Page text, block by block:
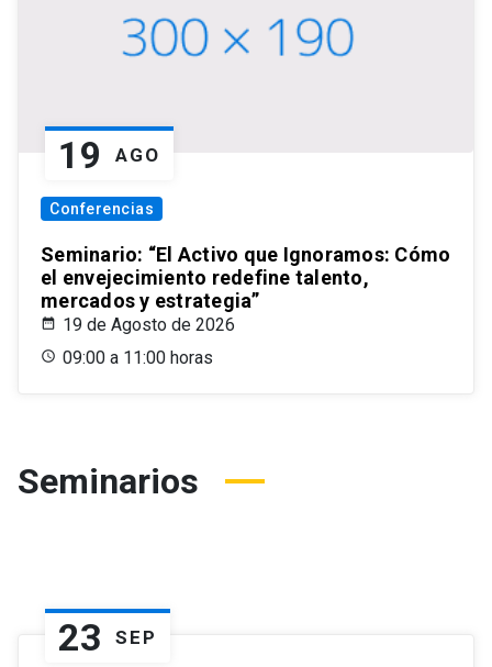
19 AGO
Conferencias
Seminario: “El Activo que Ignoramos: Cómo
el envejecimiento redefine talento,
mercados y estrategia”
19 de Agosto de 2026
09:00 a 11:00 horas
Seminarios
23 SEP